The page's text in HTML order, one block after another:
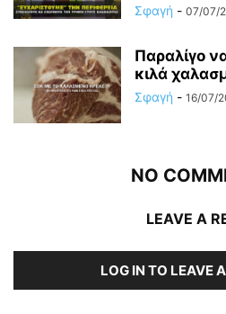
Σφαγή - 07/07/
Παραλίγο
κιλά
Σφαγή - 16/07/
NO
LEAVE A
LOG IN TO LEAVE